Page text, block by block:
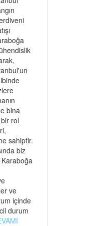
bina
rol
sahiptir.
biz
ve
içinde
durum